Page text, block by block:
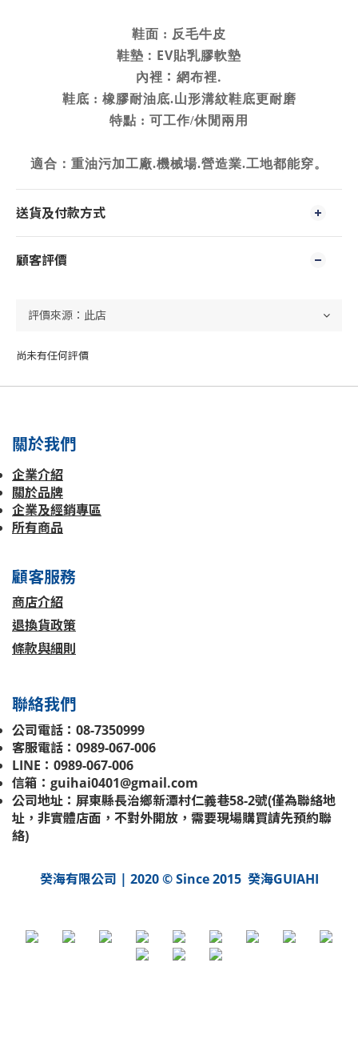
鞋面 : 反毛牛皮
鞋墊 : EV貼乳膠軟墊
內裡 ： 網布裡.
鞋底 : 橡膠耐油底.山形溝紋鞋底更耐磨
特點 : 可工作/休閒兩用
適合： 重油污加工廠.機械場.營造業.工地都能穿。
送貨及付款方式
顧客評價
尚未有任何評價
關於我們
企業介紹
關於品牌
企業及經銷專區
所有商品
顧客服務
商店介紹
退換貨政策
條款與細則
聯絡我們
公司電話：08-7350999
客服電話：0989-067-006
LINE：0989-067-006
信箱：guihai0401@gmail.com
公司地址：屏東縣長治鄉新潭村仁義巷58-2號(僅為聯絡地
址，非實體店面，不對外開放，需要現場購買請先預約聯
絡)
癸海有限公司 | 2020 © Since 2015 癸海GUIAHI